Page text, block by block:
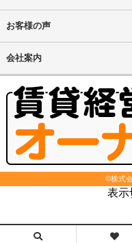
お客様の声
会社案内
©株式
表